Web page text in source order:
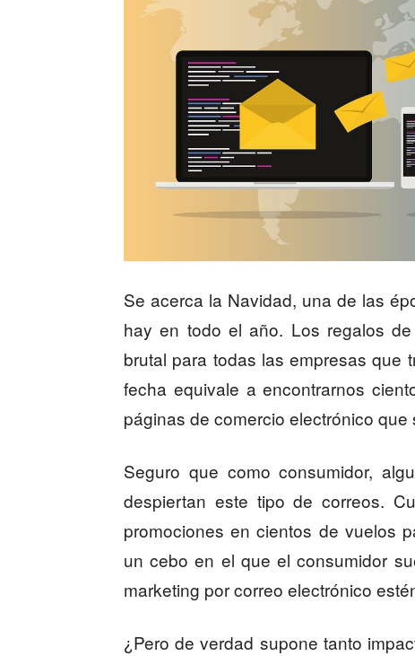
Se acerca la Navidad, una de las
hay en todo el año. Los regalos
brutal para todas las empresas que
fecha equivale a encontrarnos
páginas de comercio electrónico
Seguro que como consumidor,
despiertan este tipo de correos.
promociones en cientos de vuelos
un cebo en el que el consumidor
marketing por correo electrónico
¿Pero de verdad supone tanto